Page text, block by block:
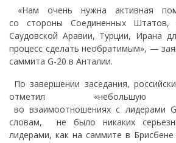
«Нам очень нужна активная
со стороны Соединенных Штатов,
Саудовской Аравии, Турции, Ирана
процесс сделать необратимым», —
саммита G-20 в Анталии.
По завершении заседания,
отметил «небольшую
во взаимоотношениях с лидерами
словам, не было никаких
лидерами, как на саммите в